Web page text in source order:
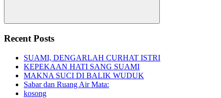
Search
Recent Posts
SUAMI, DENGARLAH CURHAT ISTRI
KEPEKAAN HATI SANG SUAMI
MAKNA SUCI DI BALIK WUDUK
Sabar dan Ruang Air Mata:
kosong